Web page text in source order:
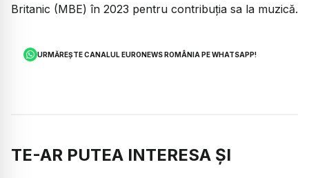
Britanic (MBE) în 2023 pentru contribuția sa la muzică.
URMĂREȘTE CANALUL EURONEWS ROMÂNIA PE WHATSAPP!
TE-AR PUTEA INTERESA ȘI